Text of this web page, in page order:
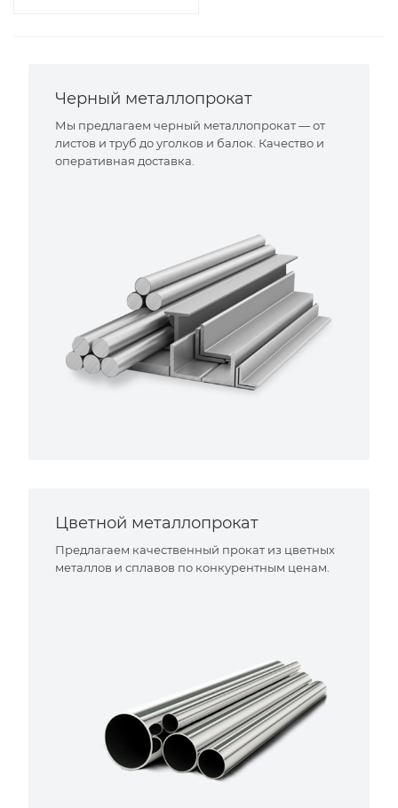
Черный металлопрокат
Мы предлагаем черный металлопрокат — от
листов и труб до уголков и балок. Качество и
оперативная доставка.
Цветной металлопрокат
Предлагаем качественный прокат из цветных
металлов и сплавов по конкурентным ценам.